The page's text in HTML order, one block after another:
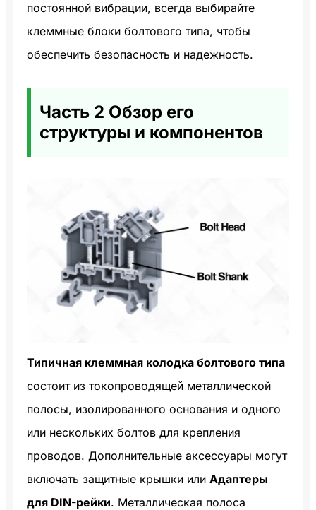
постоянной вибрации, всегда выбирайте
клеммные блоки болтового типа, чтобы
обеспечить безопасность и надежность.
Часть 2 Обзор его
структуры и компонентов
Типичная клеммная колодка болтового типа
состоит из токопроводящей металлической
полосы, изолированного основания и одного
или нескольких болтов для крепления
проводов. Дополнительные аксессуары могут
включать защитные крышки или Адаптеры
для DIN-рейки. Металлическая полоса